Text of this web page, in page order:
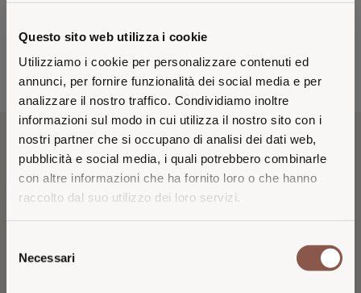
Questo sito web utilizza i cookie
Utilizziamo i cookie per personalizzare contenuti ed
annunci, per fornire funzionalità dei social media e per
analizzare il nostro traffico. Condividiamo inoltre
informazioni sul modo in cui utilizza il nostro sito con i
nostri partner che si occupano di analisi dei dati web,
pubblicità e social media, i quali potrebbero combinarle
con altre informazioni che ha fornito loro o che hanno
raccolto dal suo utilizzo dei loro servizi.
delNecessari
MOMENTI DI CONSUMO
AL TRAMONTO
IL VINO
Cuvée Royale nasce dalla selezione delle uve Chardonnay, Pinot
Nero e Pinot Bianco di Tenuta Montenisa, per una cuvée
dall’armonia inedita e preziosa, dalla grande espressività ed
eleganza. La permanenza sui lieviti esalta il suo intenso profumo